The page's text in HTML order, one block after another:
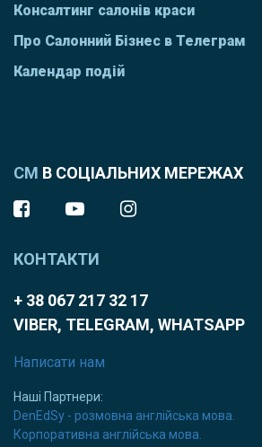
Консалтинг салонів краси
Про Салонний Бізнес в Телеграм
Календар подій
СМ В СОЦІАЛЬНИХ МЕРЕЖАХ
КОНТАКТИ
+ 38 067 217 32 17
VIBER, TELEGRAM, WHATSAPP
Написати нам
Наші Партнери:
DenEdSy - розмовна англійська мова.
Корпоративна англійська мова.